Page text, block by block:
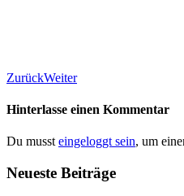
ZurückWeiter
Hinterlasse einen Kommentar
Du mussteingeloggt sein, um
Neueste Beiträge